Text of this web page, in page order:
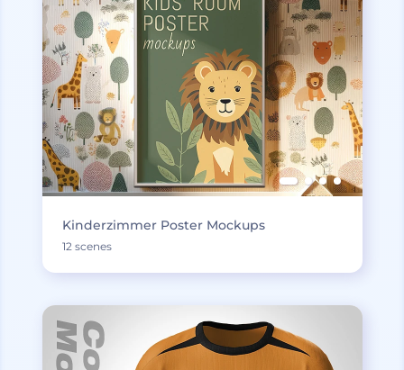
Kinderzimmer Poster Mockups
12 scenes